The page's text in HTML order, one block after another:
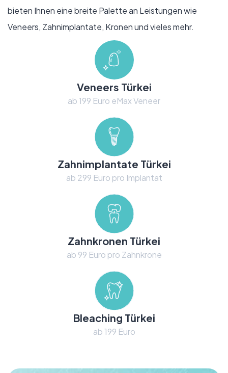
bieten Ihnen eine breite Palette an Leistungen wie
Veneers, Zahnimplantate, Kronen und vieles mehr.
Veneers Türkei
ab 199 Euro eMax Veneer
Zahnimplantate Türkei
ab 299 Euro pro Implantat
Zahnkronen Türkei
ab 99 Euro pro Zahnkrone
Bleaching Türkei
ab 199 Euro